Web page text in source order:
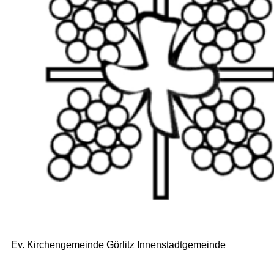
Ev. Kirchengemeinde Görlitz Innenstadtgemeinde